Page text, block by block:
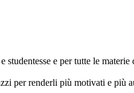
studentesse e per tutte le
per renderli più motivati e più